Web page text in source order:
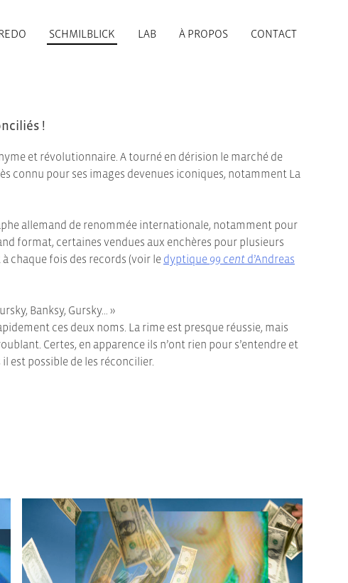
SCHMILBLICK LAB À PROPOS CONTACT
!
et révolutionnaire. A tourné en dérision le marché de
connu pour ses images devenues iconiques, notamment La
allemand de renommée internationale, notamment pour
format, certaines vendues aux enchères pour plusieurs
chaque fois des records (voir le dyptique 99 cent d’Andreas
Banksy, Gursky… »
ces deux noms. La rime est presque réussie, mais
Certes, en apparence ils n’ont rien pour s’entendre et
est possible de les réconcilier.